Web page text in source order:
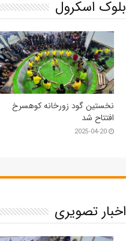
بلوک اسکرول
۵ دستگاه ماشین آلات جدید
شهرداری ریوش رونمایی شد
2025-03-18
اخبار تصویری